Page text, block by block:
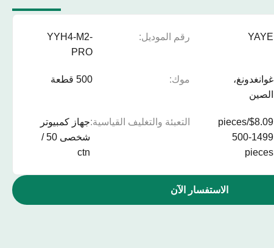
YAYE رقم الموديل:
YYH4-M2-
PRO
غوانغدونغ،
الصين
موك: 500 قطعة
$8.09/pieces
500-1499
pieces
التعبئة والتغليف القياسية:جهاز كمبيوتر
شخصى 50 /
ctn
الاستفسار الآن